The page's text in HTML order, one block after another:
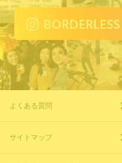
よくある質問
サイトマップ